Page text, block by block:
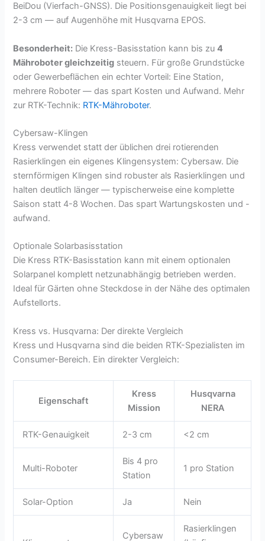
BeiDou (Vierfach-GNSS). Die Positionsgenauigkeit liegt bei
2-3 cm — auf Augenhöhe mit Husqvarna EPOS.
Besonderheit: Die Kress-Basisstation kann bis zu4
Mähroboter gleichzeitig steuern. Für große Grundstücke
oder Gewerbeflächen ein echter Vorteil: Eine Station,
mehrere Roboter — das spart Kosten und Aufwand. Mehr
zur RTK-Technik: RTK-Mähroboter.
Cybersaw-Klingen
Kress verwendet statt der üblichen drei rotierenden
Rasierklingen ein eigenes Klingensystem: Cybersaw. Die
sternförmigen Klingen sind robuster als Rasierklingen und
halten deutlich länger — typischerweise eine komplette
Saison statt 4-8 Wochen. Das spart Wartungskosten und -
aufwand.
Optionale Solarbasisstation
Die Kress RTK-Basisstation kann mit einem optionalen
Solarpanel komplett netzunabhängig betrieben werden.
Ideal für Gärten ohne Steckdose in der Nähe des optimalen
Aufstellorts.
Kress vs. Husqvarna: Der direkte Vergleich
Kress und Husqvarna sind die beiden RTK-Spezialisten im
Consumer-Bereich. Ein direkter Vergleich:
Eigenschaft
Kress
Mission
Husqvarna
NERA
RTK-Genauigkeit 2-3 cm <2 cm
Multi-Roboter
Bis 4 pro
Station
1 pro Station
Solar-Option Ja Nein
Cybersaw
Rasierklingen